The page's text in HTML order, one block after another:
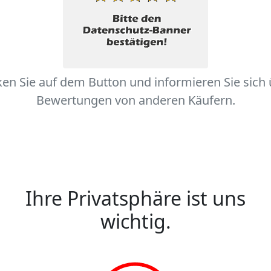
Sie auf dem Button und informieren Sie sich
Bewertungen von anderen Käufern.
Ihre Privatsphäre ist uns
wichtig.